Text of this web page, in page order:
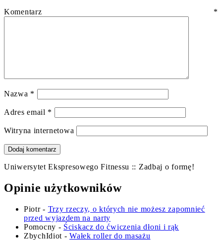
Komentarz *
Nazwa *
Adres email *
Witryna internetowa
Uniwersytet Ekspresowego Fitnessu :: Zadbaj o formę!
Opinie użytkowników
Piotr- Trzy rzeczy, o których nie możesz zapomnieć
przed wyjazdem na narty
Pomocny - Ściskacz do ćwiczenia dłoni i rąk
ZbychIdiot -Wałek roller do masażu